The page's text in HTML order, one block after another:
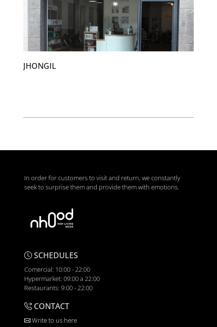
JHONGIL
In order for customers to visit and return, we constantly
seek to surprise them and provide them with emotions.
SCHEDULES
Comercial: 10:00 - 22:00
Hypermarket: 09:00 a 22:00
Restaurants: 9:00 - 22:00
CONTACT
Write to us here